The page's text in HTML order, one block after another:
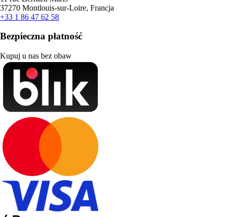
37270 Montlouis-sur-Loire, Francja
+33 1 86 47 62 58
Bezpieczna płatność
Kupuj u nas bez obaw